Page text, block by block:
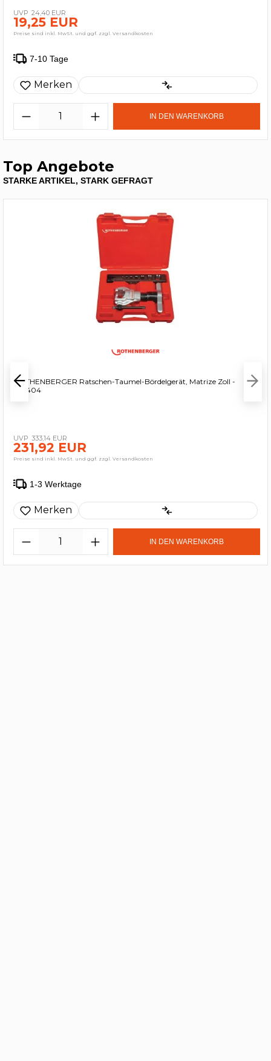
24,40 EUR
19,25 EUR
Preise sind inkl. MwSt. und ggf. zzgl. Versandkosten
7-10 Tage
Merken
IN DEN WARENKORB
Top Angebote
STARKE ARTIKEL, STARK GEFRAGT
ROTHENBERGER Ratschen-Taumel-Bördelgerät, Matrize Zoll -
222404
333,14 EUR
231,92 EUR
Preise sind inkl. MwSt. und ggf. zzgl. Versandkosten
1-3 Werktage
Merken
IN DEN WARENKORB